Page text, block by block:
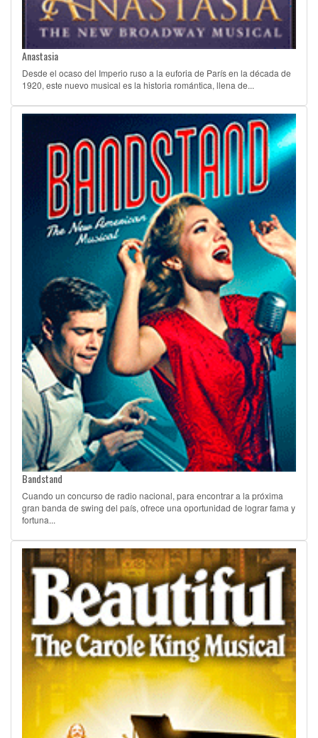
Anastasia
Desde el ocaso del Imperio ruso a la euforia de París en la década de
1920, este nuevo musical es la historia romántica, llena de...
Bandstand
Cuando un concurso de radio nacional, para encontrar a la próxima
gran banda de swing del país, ofrece una oportunidad de lograr fama y
fortuna...